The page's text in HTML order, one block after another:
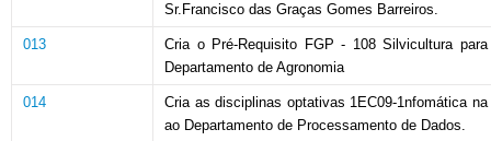
Sr.Francisco das Graças Gomes Barreiros.
013
Cria o Pré-Requisito FGP - 108 Silvicultura
Departamento de Agronomia
014
Cria as disciplinas optativas 1EC09-1nfomática
ao Departamento de Processamento de Dados.